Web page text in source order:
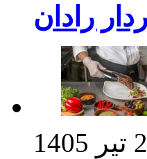
رادان
2 تیر 1405